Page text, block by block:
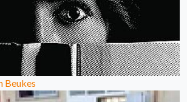
Beukes